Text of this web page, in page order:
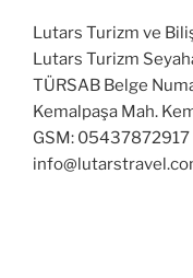
Lutars Turizm ve
Lutars Turizm
TÜRSAB Belge
Kemalpaşa Mah.
GSM: 05437872917